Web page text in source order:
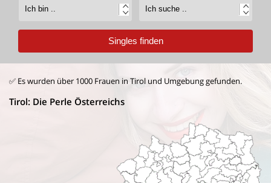
✅ Es wurden über 1000 Frauen in Tirol und Umgebung gefunden.
Tirol: Die Perle Österreichs